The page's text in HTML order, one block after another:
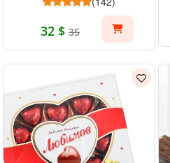
32 $ 35